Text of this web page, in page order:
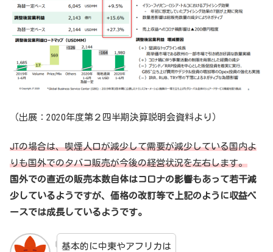
（出展：2020年度第２四半期決算説明会資料より）
JTの場合は、喫煙人口が減少して需要が減少している国内よ
りも国外でのタバコ販売が今後の経営状況を左右します。
国外での直近の販売本数自体はコロナの影響もあって若干減
少しているようですが、価格の改訂等で上記のように収益ベ
ースでは成長しているようです。
基本的に中東やアフリカは